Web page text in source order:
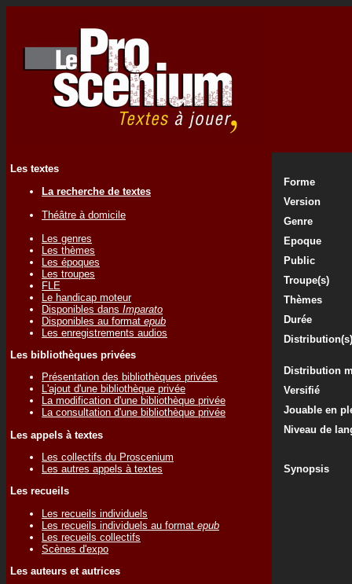
Les textes
La recherche de textes
Théâtre à domicile
Les genres
Les thèmes
Les époques
Les troupes
FLE
Le handicap moteur
Disponibles dans Imparato
Disponibles au format epub
Les enregistrements audios
Les bibliothèques privées
Présentation des bibliothèques privées
L'ajout d'une bibliothèque privée
La modification d'une bibliothèque privée
La consultation d'une bibliothèque privée
Les appels à textes
Les collectifs du Proscenium
Les autres appels à textes
Les recueils
Les recueils individuels
Les recueils individuels au format epub
Les recueils collectifs
Scènes d'expo
Les auteurs et autrices
Forme
Version
Genre
Epoque
Public
Troupe(s)
Thèmes
Durée
Distribution(s)
Distribution
Versifié
Jouable en
Niveau de
Synopsis